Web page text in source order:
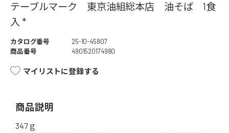
テーブルマーク 東京油組総本店 油そば 1食
入 *
カタログ番号
25-10-45807
商品番号
4901520174980
マイリストに登録する
商品説明
347ｇ